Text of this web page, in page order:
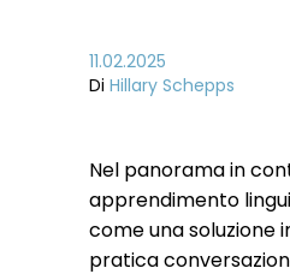
11.02.2025
DiHillary Schepps
Nel panorama in
apprendimento
come una
pratica